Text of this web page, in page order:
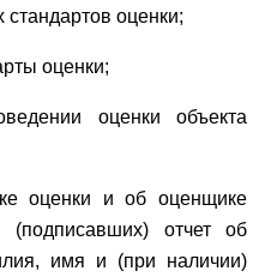
оценки;
оценки;
оценки объекта
оценки и об оценщике
(подписавших) отчет об
имя и (при наличии)